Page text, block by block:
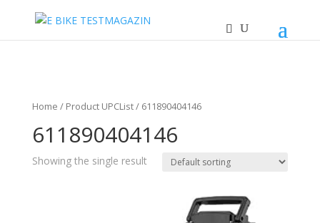
Home / Product UPCList / 611890404146
611890404146
Showing the single result